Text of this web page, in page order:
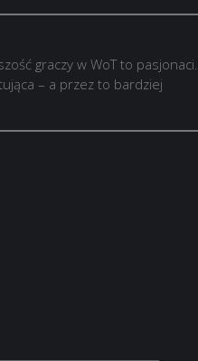
graczy w WoT to pasjonaci.
– a przez to bardziej